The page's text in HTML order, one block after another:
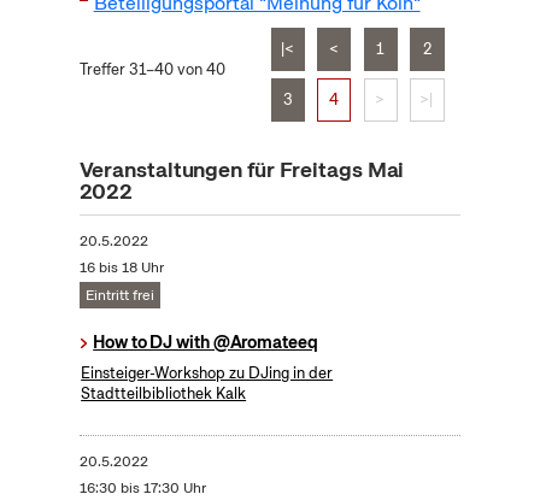
Treffer 31–40 von 40
|< < 1 2
3 4 > >|
Veranstaltungen für Freitags Mai
2022
20.5.2022
16 bis 18 Uhr
Eintritt frei
How to DJ with @Aromateeq
Einsteiger-Workshop zu DJing in der
Stadtteilbibliothek Kalk
20.5.2022
16:30 bis 17:30 Uhr